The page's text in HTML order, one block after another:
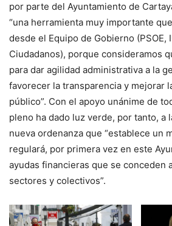
por parte del Ayuntamiento de
“una herramienta muy importante
desde el Equipo de Gobierno (PSOE,
Ciudadanos), porque consideramos
para dar agilidad administrativa a la
favorecer la transparencia y mejorar
público”. Con el apoyo unánime de
pleno ha dado luz verde, por tanto, a
nueva ordenanza que “establece un
regulará, por primera vez en este
ayudas financieras que se conceden
sectores y colectivos”.